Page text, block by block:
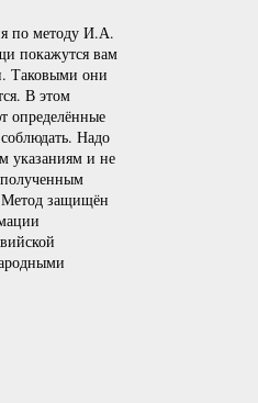
по методу И.А.
покажутся вам
Таковыми они
В этом
определённые
Надо
указаниям и не
полученным
Метод защищён